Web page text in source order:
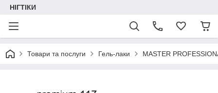
НІГТІКИ
Товари та послуги Гель-лаки MASTER